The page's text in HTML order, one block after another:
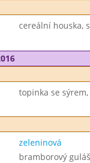
cereální houska,
topinka se
zeleninová
bramborový